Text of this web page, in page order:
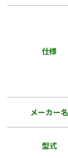
仕様
メーカー名
型式